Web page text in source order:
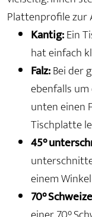
Plattenprofile zur
Kantig:Ein
hat einfach
Falz:Bei der
ebenfalls um
unten einen
Tischplatte
45°
einem
70°